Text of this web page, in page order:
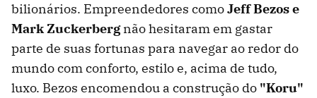
bilionários. Empreendedores comoJeff Bezos e
Mark Zuckerbergnão hesitaram em gastar
parte de suas fortunas para navegar ao redor do
mundo com conforto, estilo e, acima de tudo,
luxo. Bezos encomendou a construção do "Koru"